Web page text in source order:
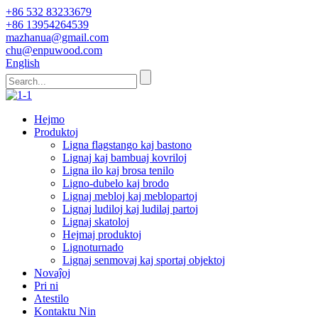
+86 532 83233679
+86 13954264539
mazhanua@gmail.com
chu@enpuwood.com
English
Hejmo
Produktoj
Ligna flagstango kaj bastono
Lignaj kaj bambuaj kovriloj
Ligna ilo kaj brosa tenilo
Ligno-dubelo kaj brodo
Lignaj mebloj kaj meblopartoj
Lignaj ludiloj kaj ludilaj partoj
Lignaj skatoloj
Hejmaj produktoj
Lignoturnado
Lignaj senmovaj kaj sportaj objektoj
Novaĵoj
Pri ni
Atestilo
Kontaktu Nin